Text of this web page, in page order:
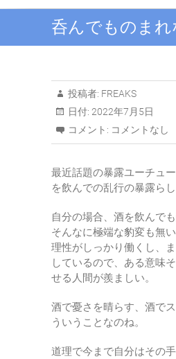
呑んでものまれ
投稿者: FREAKS
日付: 2022年7月5日
コメント: コメントなし
最近話題の暴露ユーチュ
を飲んでの乱行の暴露らし
自分の場合、酒を飲んで
そんなに極端な豹変も無
理性がしっかり働くし、
しているので、ある意味
せる人間が羨ましい。
酒で憂さを晴らす、酒で
ういうことなのね。
道理で今まで自分はその